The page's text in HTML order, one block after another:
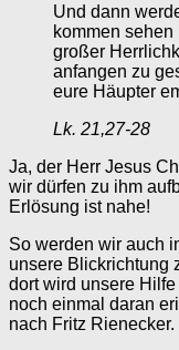
Und dann
kommen
großer
anfangen zu
eure Häupter
Lk. 21,27-28
Ja, der Herr Jesus
wir dürfen zu ihm
Erlösung ist nahe!
So werden wir auch
unsere Blickrichtung
dort wird unsere
noch einmal daran
nach Fritz Rienecker.